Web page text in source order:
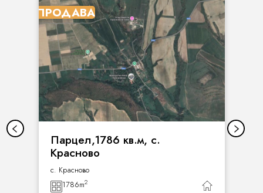
ПРОДАВА
Парцел,1786 кв.м, с.
Красново
с. Красново
1786m2